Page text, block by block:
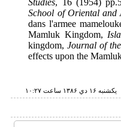
Studies, 16 (1954)
School of Oriental
dans l'armee
Mamluk Kingdom,
kingdom,Journal of
effects upon the
دي ۱۳۸۶ ساعت ۱۰:۲۷